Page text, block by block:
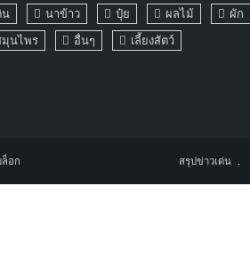
น นาข้าว ปุ๋ย ผลไม้
ผัก
มุนไพร
อื่นๆ เลี้ยงสัตว์
อก สรุปข่าวเด่น